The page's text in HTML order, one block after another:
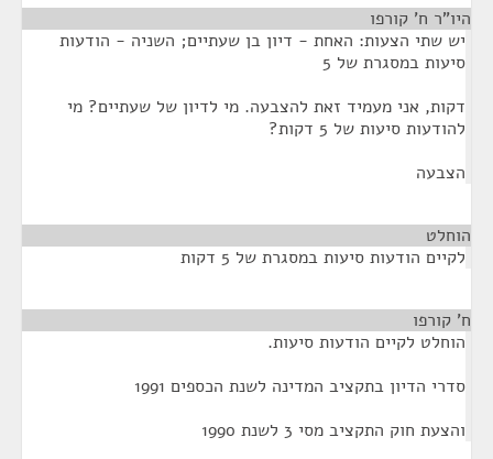
היו"ר ח' קורפו
יש שתי הצעות: האחת - דיון בן שעתיים; השניה - הודעות
סיעות במסגרת של 5
דקות, אני מעמיד זאת להצבעה. מי לדיון של שעתיים? מי
להודעות סיעות של 5 דקות?
הצבעה
הוחלט
לקיים הודעות סיעות במסגרת של 5 דקות
ח' קורפו
הוחלט לקיים הודעות סיעות.
סדרי הדיון בתקציב המדינה לשנת הכספים 1991
והצעת חוק התקציב מסי 3 לשנת 1990